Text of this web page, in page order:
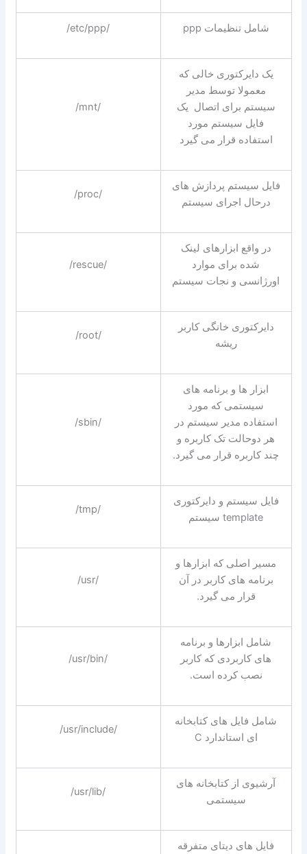
شامل تنظیمات ppp /etc/ppp/
یک دایرکتوری خالی که
معمولا توسط مدیر
سیستم برای اتصال یک
فایل سیستم مورد
استفاده قرار می گیرد
/mnt/
فایل سیستم پردازش های
درحال اجرای سیستم
/proc/
در واقع ابزارهای لینک
شده برای موارد
اورژانسی و نجات سیستم
/rescue/
دایرکتوری خانگی کاربر
ریشه
/root/
ابزار ها و برنامه های
سیستمی که مورد
استفاده مدیر سیستم در
هر دوحالت تک کاربره و
چند کاربره قرار می گیرد.
/sbin/
فایل سیستم و دایرکتوری
template سیستم
/tmp/
مسیر اصلی که ابزارها و
برنامه های کاربر در آن
قرار می گیرد.
/usr/
شامل ابزارها و برنامه
های کاربردی که کاربر
نصب کرده است.
/usr/bin/
شامل فایل های کتابخانه
ای استاندارد C
/usr/include/
آرشیوی از کتابخانه های
سیستمی
/usr/lib/
فایل های دیتای متفرقه